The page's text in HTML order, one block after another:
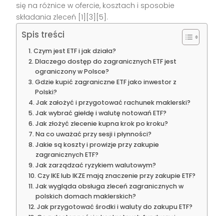
się na różnice w ofercie, kosztach i sposobie
składania zleceń [1][3][5].
Spis treści
Czym jest ETF i jak działa?
Dlaczego dostęp do zagranicznych ETF jest
ograniczony w Polsce?
Gdzie kupić zagraniczne ETF jako inwestor z
Polski?
Jak założyć i przygotować rachunek maklerski?
Jak wybrać giełdę i walutę notowań ETF?
Jak złożyć zlecenie kupna krok po kroku?
Na co uważać przy sesji i płynności?
Jakie są koszty i prowizje przy zakupie
zagranicznych ETF?
Jak zarządzać ryzykiem walutowym?
Czy IKE lub IKZE mają znaczenie przy zakupie ETF?
Jak wygląda obsługa zleceń zagranicznych w
polskich domach maklerskich?
Jak przygotować środki i waluty do zakupu ETF?